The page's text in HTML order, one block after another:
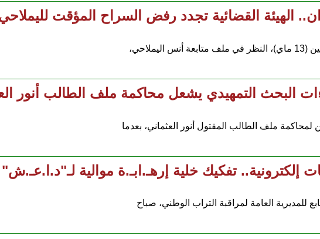
الهيئة القضائية تجدد رفض السراح المؤقت
البحث التمهيدي يشعل محاكمة ملف الطالب أنور
ملف الطالب المقتول أنور العثماني، بعدما
تفكيك خلية إرهـ.ابـ.ة موالية
للمديرية العامة لمراقبة التراب الوطني، صباح